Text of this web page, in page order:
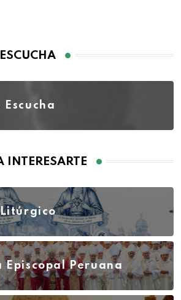
Escucha
INTERESARTE
Episcopal Peruana